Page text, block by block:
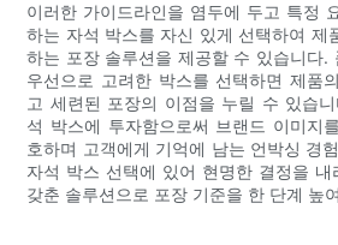
이러한 가이드라인을 염두에 두고 특정
하는 자석 박스를 자신 있게 선택하여 제
하는 포장 솔루션을 제공할 수 있습니다.
우선으로 고려한 박스를 선택하면 제품
고 세련된 포장의 이점을 누릴 수 있습
석 박스에 투자함으로써 브랜드 이미지
호하며 고객에게 기억에 남는 언박싱 경
자석 박스 선택에 있어 현명한 결정을 내
갖춘 솔루션으로 포장 기준을 한 단계 높